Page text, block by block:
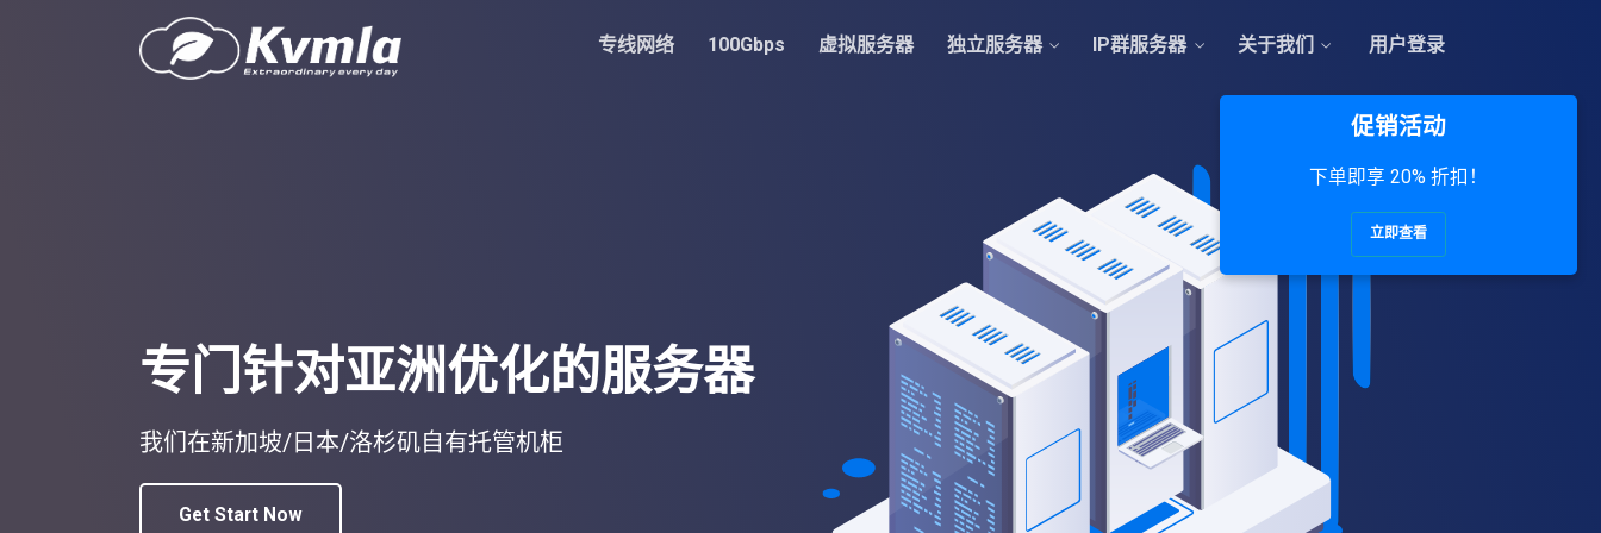
专线网络 100Gbps 虚拟服务器 独立服务器 IP群服务器 关于我们 用户登录
专门针对亚洲优化的服务器
我们在新加坡/日本/洛杉矶自有托管机柜
Get Start Now
促销活动
下单即享 20% 折扣！
立即查看